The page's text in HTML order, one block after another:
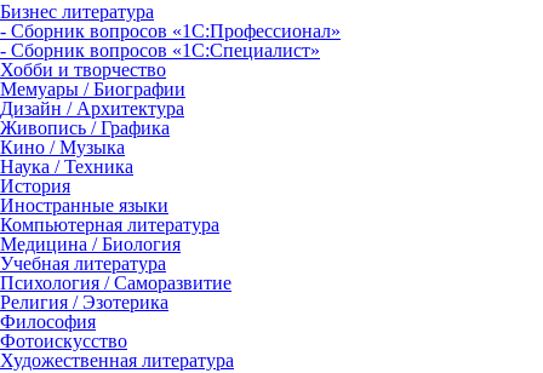
Бизнес литература
- Сборник вопросов «1С:Профессионал»
- Сборник вопросов «1С:Специалист»
Хобби и творчество
Мемуары / Биографии
Дизайн / Архитектура
Живопись / Графика
Кино / Музыка
Наука / Техника
История
Иностранные языки
Компьютерная литература
Медицина / Биология
Учебная литература
Психология / Саморазвитие
Религия / Эзотерика
Философия
Фотоискусство
Художественная литература